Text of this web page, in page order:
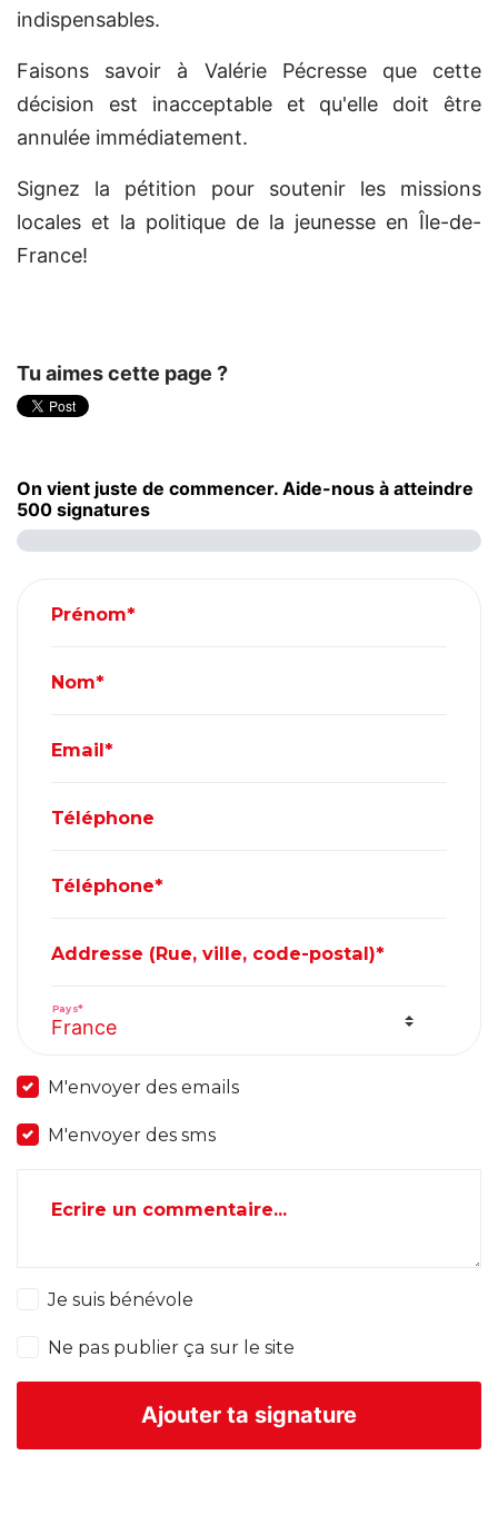
indispensables.
Faisons savoir à Valérie Pécresse que cette
décision est inacceptable et qu'elle doit être
annulée immédiatement.
Signez la pétition pour soutenir les missions
locales et la politique de la jeunesse en Île-de-
France!
Tu aimes cette page ?
On vient juste de commencer. Aide-nous à atteindre
500 signatures
Prénom*
Nom*
Email*
Téléphone
Téléphone*
Addresse (Rue, ville, code-postal)*
Pays*
M'envoyer des emails
M'envoyer des sms
Ecrire un commentaire...
Je suis bénévole
Ne pas publier ça sur le site